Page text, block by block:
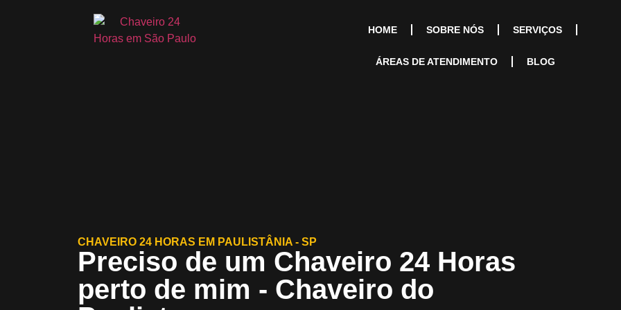
HOME SOBRE NÓS SERVIÇOS
ÁREAS DE ATENDIMENTO BLOG
CHAVEIRO 24 HORAS EM PAULISTÂNIA - SP
Preciso de um Chaveiro 24 Horas
perto de mim - Chaveiro do